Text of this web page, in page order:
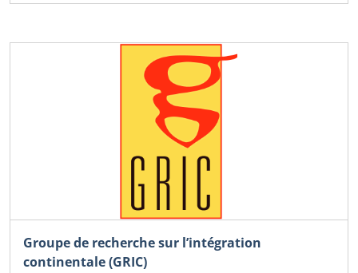
Groupe de recherche sur l’intégration
continentale (GRIC)